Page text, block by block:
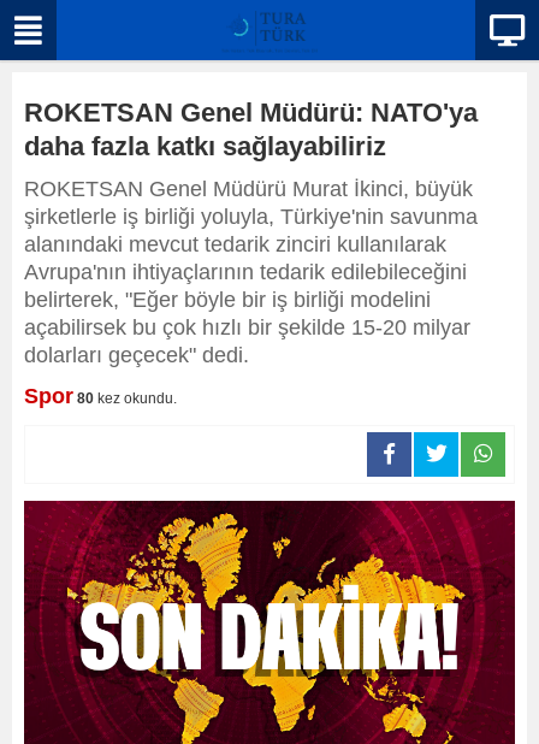
ROKETSAN Genel Müdürü: NATO'ya
daha fazla katkı sağlayabiliriz
ROKETSAN Genel Müdürü Murat İkinci, büyük
şirketlerle iş birliği yoluyla, Türkiye'nin savunma
alanındaki mevcut tedarik zinciri kullanılarak
Avrupa'nın ihtiyaçlarının tedarik edilebileceğini
belirterek, "Eğer böyle bir iş birliği modelini
açabilirsek bu çok hızlı bir şekilde 15-20 milyar
dolarları geçecek" dedi.
Spor 80 kez okundu.